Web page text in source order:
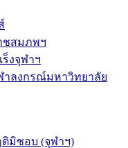
ชสมภพฯ
งจุฬาฯ
าลงกรณ์มหาวิทยาลัย
ติมิชอบ (จุฬาฯ)